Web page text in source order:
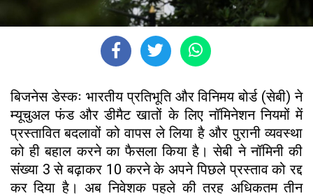
बिजनेस डेस्कः भारतीय प्रतिभूति और विनिमय बोर्ड (सेबी) ने
म्यूचुअल फंड और डीमैट खातों के लिए नॉमिनेशन नियमों में
प्रस्तावित बदलावों को वापस ले लिया है और पुरानी व्यवस्था
को ही बहाल करने का फैसला किया है। सेबी ने नॉमिनी की
संख्या 3 से बढ़ाकर 10 करने के अपने पिछले प्रस्ताव को रद्द
कर दिया है। अब निवेशक पहले की तरह अधिकतम तीन